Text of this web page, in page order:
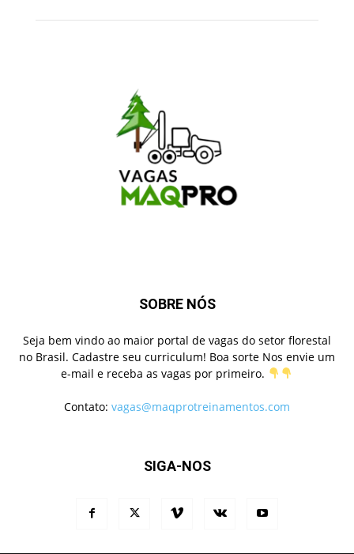
SOBRE NÓS
Seja bem vindo ao maior portal de vagas do setor florestal
no Brasil. Cadastre seu curriculum! Boa sorte Nos envie um
e-mail e receba as vagas por primeiro.
Contato: vagas@maqprotreinamentos.com
SIGA-NOS